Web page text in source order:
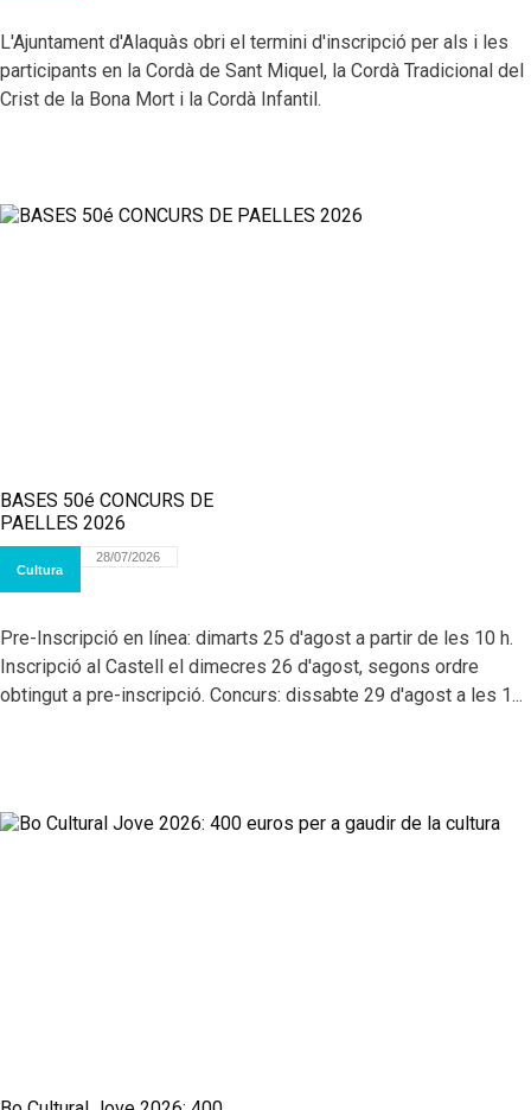
L'Ajuntament d'Alaquàs obri el termini d'inscripció per als i les
participants en la Cordà de Sant Miquel, la Cordà Tradicional del
Crist de la Bona Mort i la Cordà Infantil.
BASES 50é CONCURS DE
PAELLES 2026
Cultura
28/07/2026
Pre-Inscripció en línea: dimarts 25 d'agost a partir de les 10 h.
Inscripció al Castell el dimecres 26 d'agost, segons ordre
obtingut a pre-inscripció. Concurs: dissabte 29 d'agost a les 1...